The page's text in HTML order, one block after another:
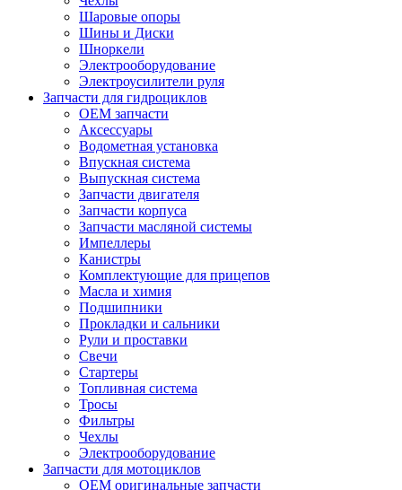
Шаровые опоры
Шины и Диски
Шноркели
Электрооборудование
Электроусилители руля
Запчасти для гидроциклов
OEM запчасти
Аксессуары
Водометная установка
Впускная система
Выпускная система
Запчасти двигателя
Запчасти корпуса
Запчасти масляной системы
Импеллеры
Канистры
Комплектующие для прицепов
Масла и химия
Подшипники
Прокладки и сальники
Рули и проставки
Свечи
Стартеры
Топливная система
Тросы
Фильтры
Чехлы
Электрооборудование
Запчасти для мотоциклов
OEM оригинальные запчасти